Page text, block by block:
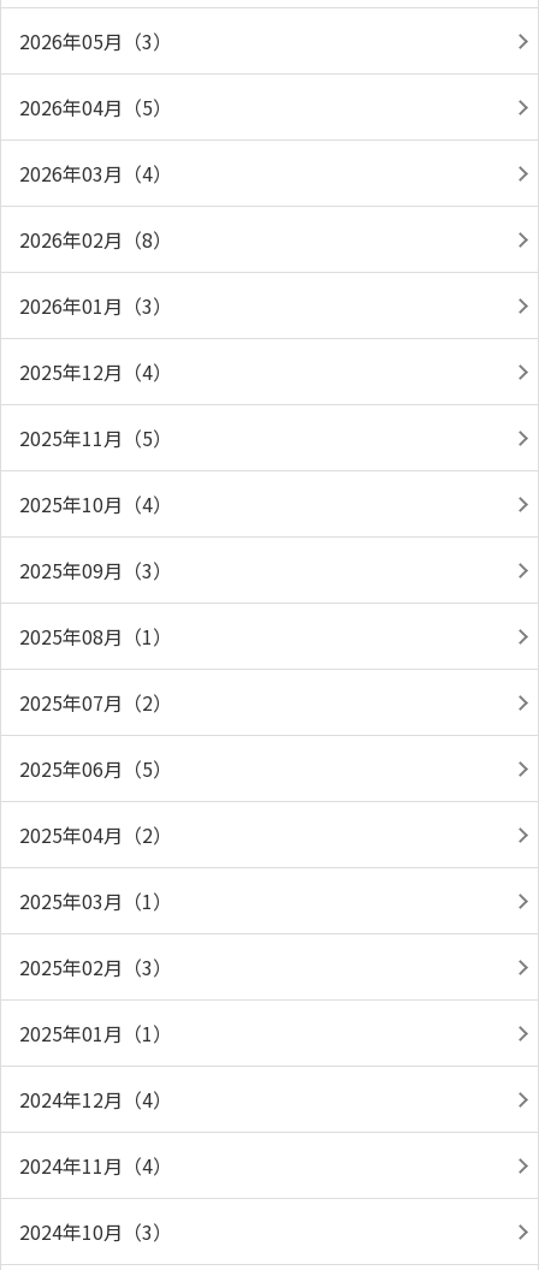
2026年05月（3）
2026年04月（5）
2026年03月（4）
2026年02月（8）
2026年01月（3）
2025年12月（4）
2025年11月（5）
2025年10月（4）
2025年09月（3）
2025年08月（1）
2025年07月（2）
2025年06月（5）
2025年04月（2）
2025年03月（1）
2025年02月（3）
2025年01月（1）
2024年12月（4）
2024年11月（4）
2024年10月（3）